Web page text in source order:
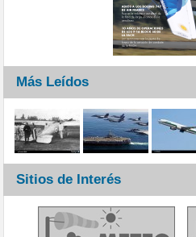
Más Leídos
Sitios de Interés